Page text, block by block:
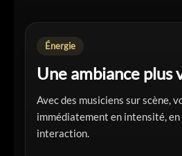
Énergie
Une ambiance plus
Avec des musiciens sur scène,
immédiatement en intensité,
interaction.